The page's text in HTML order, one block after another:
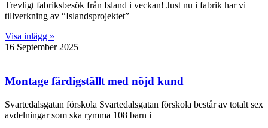
Trevligt fabriksbesök från Island i veckan! Just nu i fabrik har vi
tillverkning av “Islandsprojektet”
Visa inlägg »
16 September 2025
Montage färdigställt med nöjd kund
Svartedalsgatan förskola Svartedalsgatan förskola består av totalt sex
avdelningar som ska rymma 108 barn i